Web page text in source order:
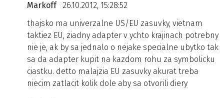
Markoff
26.10.2012, 15:28:52
thajsko ma univerzalne US/EU zasuvky, vietnam
taktiez EU, ziadny adapter v ychto krajinach potrebny
nie je, ak by sa jednalo o nejake specialne ubytko tak
sa da adapter kupit na kazdom rohu za symbolicku
ciastku. detto malajzia EU zasuvky akurat treba
niecim zatlacit kolik dole aby sa otvorili diery